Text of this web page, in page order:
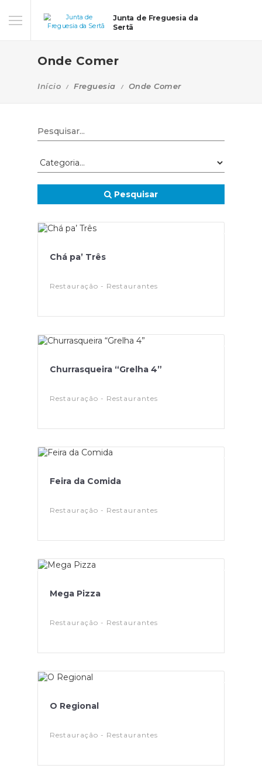
Junta de Freguesia da
Sertã
Onde Comer
Início Freguesia Onde Comer
Pesquisar
Chá pa’ Três
Restauração - Restaurantes
Churrasqueira “Grelha 4”
Restauração - Restaurantes
Feira da Comida
Restauração - Restaurantes
Mega Pizza
Restauração - Restaurantes
O Regional
Restauração - Restaurantes